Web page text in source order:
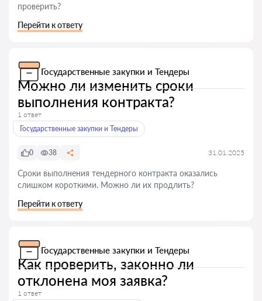
проверить?
Перейти к ответу
Государственные закупки и Тендеры
Можно ли изменить сроки
выполнения контракта?
1 ответ
Государственные закупки и Тендеры
0 38 31.01.2025
Сроки выполнения тендерного контракта оказались
слишком короткими. Можно ли их продлить?
Перейти к ответу
Государственные закупки и Тендеры
Как проверить, законно ли
отклонена моя заявка?
1 ответ